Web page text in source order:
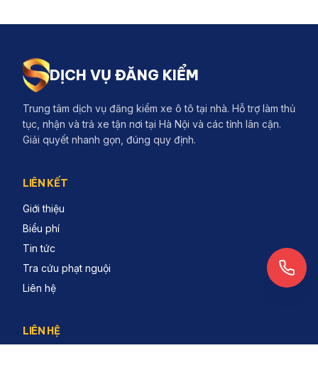
DỊCH VỤ ĐĂNG KIỂM
Trung tâm dịch vụ đăng kiểm xe ô tô tại nhà. Hỗ trợ làm thủ
tục, nhận và trả xe tận nơi tại Hà Nội và các tỉnh lân cận.
Giải quyết nhanh gọn, đúng quy định.
LIÊN KẾT
Giới thiệu
Biểu phí
Tin tức
Tra cứu phạt nguội
Liên hệ
LIÊN HỆ